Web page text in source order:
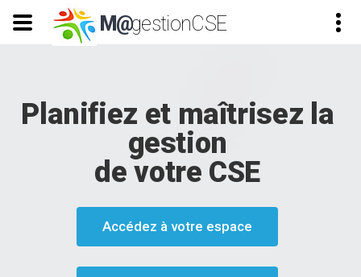
M@gestionCSE
Planifiez et maîtrisez la
gestion
de votre CSE
Accédez à votre espace